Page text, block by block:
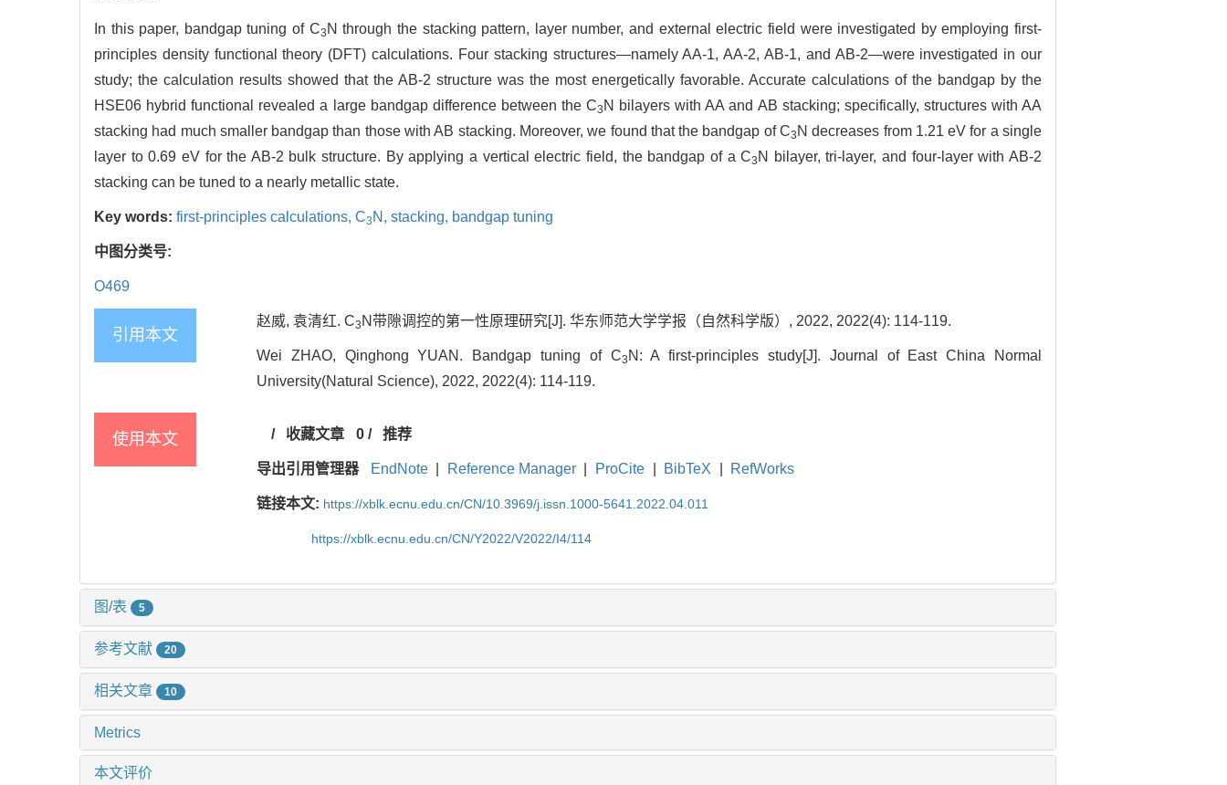
In this paper, bandgap tuning of C3 N through the stacking pattern, layer number, and external electric field were investigated by employing first-
principles density functional theory (DFT) calculations. Four stacking structures—namely AA-1, AA-2, AB-1, and AB-2—were investigated in our
study; the calculation results showed that the AB-2 structure was the most energetically favorable. Accurate calculations of the bandgap by the
HSE06 hybrid functional revealed a large bandgap difference between the C3 N bilayers with AA and AB stacking; specifically, structures with AA
stacking had much smaller bandgap than those with AB stacking. Moreover, we found that the bandgap of C3 N decreases from 1.21 eV for a single
layer to 0.69 eV for the AB-2 bulk structure. By applying a vertical electric field, the bandgap of a C3 N bilayer, tri-layer, and four-layer with AB-2
stacking can be tuned to a nearly metallic state.
Key words: first-principles calculations, C3 N, stacking, bandgap tuning
中图分类号:
O469
引用本文
赵威, 袁清红. C3 N带隙调控的第一性原理研究[J]. 华东师范大学学报（自然科学版）, 2022, 2022(4): 114-119.
Wei ZHAO, Qinghong YUAN. Bandgap tuning of C3 N: A first-principles study[J]. Journal of East China Normal
University(Natural Science), 2022, 2022(4): 114-119.
使用本文 / 收藏文章 0/ 推荐
导出引用管理器 EndNote Reference Manager ProCite BibTeX RefWorks
链接本文: https://xblk.ecnu.edu.cn/CN/10.3969/j.issn.1000-5641.2022.04.011
https://xblk.ecnu.edu.cn/CN/Y2022/V2022/I4/114
图/表 5
参考文献 20
相关文章 10
Metrics
本文评价